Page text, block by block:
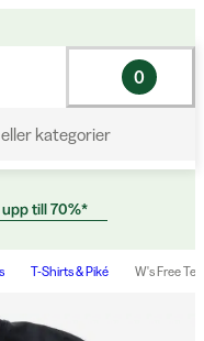
kategorier
0
till 70%*
T-Shirts & Piké W's Free